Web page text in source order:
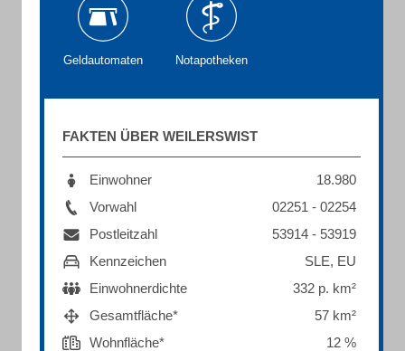
Geldautomaten Notapotheken
FAKTEN ÜBER WEILERSWIST
Einwohner
18.980
Vorwahl
02251 - 02254
Postleitzahl
53914 - 53919
Kennzeichen
SLE, EU
Einwohnerdichte
332 p. km²
Gesamtfläche*
57 km²
Wohnfläche*
12 %